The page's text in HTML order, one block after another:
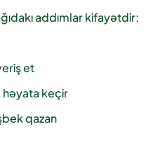
addımlar kifayətdir:
et
həyata keçir
qazan